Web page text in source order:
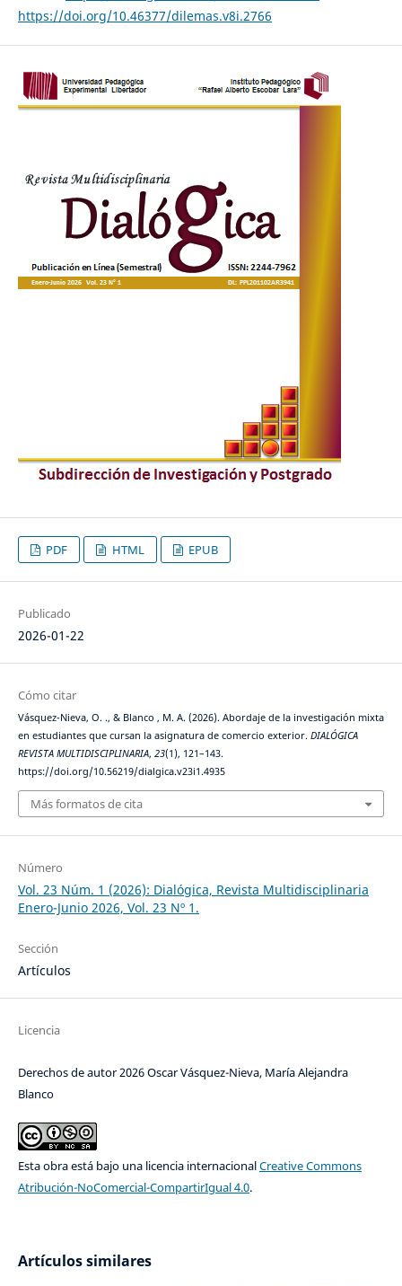
https://doi.org/10.46377/dilemas.v8i.2766
PDF HTML EPUB
Publicado
2026-01-22
Cómo citar
Vásquez-Nieva, O. ., & Blanco , M. A. (2026). Abordaje de la investigación mixta
en estudiantes que cursan la asignatura de comercio exterior. DIALÓGICA
REVISTA MULTIDISCIPLINARIA, 23(1), 121–143.
https://doi.org/10.56219/dialgica.v23i1.4935
Más formatos de cita
Número
Vol. 23 Núm. 1 (2026): Dialógica, Revista Multidisciplinaria
Enero-Junio 2026, Vol. 23 Nº 1.
Sección
Artículos
Licencia
Derechos de autor 2026 Oscar Vásquez-Nieva, María Alejandra
Blanco
Esta obra está bajo una licencia internacionalCreative Commons
Atribución-NoComercial-CompartirIgual 4.0.
Artículos similares